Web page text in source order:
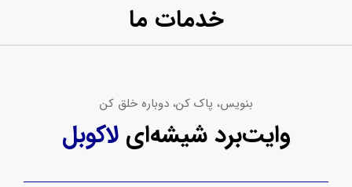
خدمات ما
بنویس، پاک کن، دوباره خلق کن
وایت‌برد شیشه‌ایلاکوبل